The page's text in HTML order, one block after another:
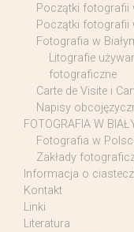
Początki fotografii
Początki fotografii
Fotografia w
Litografie
fotograficzne
Carte de Visite i
Napisy
FOTOGRAFIA W
Fotografia w
Zakłady
Informacja o
Kontakt
Linki
Literatura